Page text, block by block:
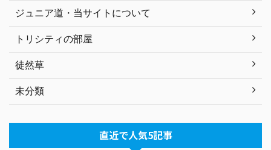
ジュニア道・当サイトについて
トリシティの部屋
徒然草
未分類
直近で人気5記事